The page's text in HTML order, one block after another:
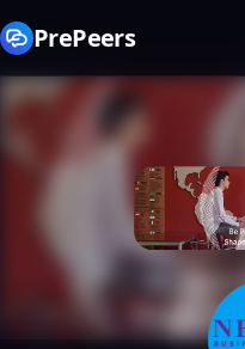
PrePeers